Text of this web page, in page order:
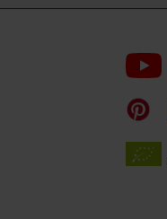
Folge
uns
auf